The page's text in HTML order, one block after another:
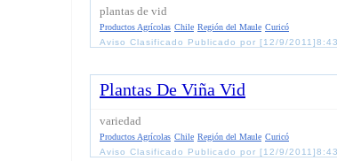
plantas de vid
Productos Agrícolas Chile Región del Maule Curicó
Aviso Clasificado Publicado por [12/9/
Plantas De Viña Vid
variedad
Productos Agrícolas Chile Región del Maule Curicó
Aviso Clasificado Publicado por [12/9/